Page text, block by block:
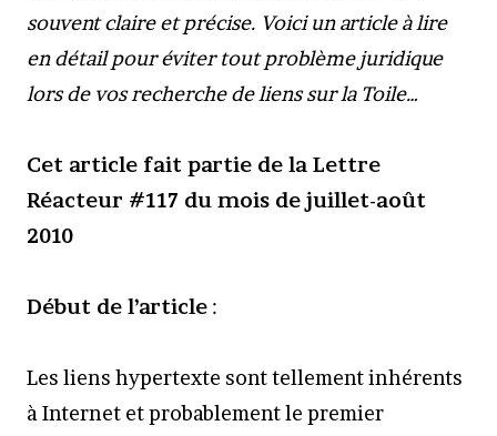
souvent claire et précise. Voici un article à lire
en détail pour éviter tout problème juridique
lors de vos recherche de liens sur la Toile…
Cet article fait partie de la Lettre
Réacteur #117 du mois de juillet-août
2010
Début de l’article :
Les liens hypertexte sont tellement inhérents
à Internet et probablement le premier